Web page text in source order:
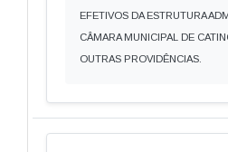
EFETIVOS DA ESTRUTURA
CÂMARA MUNICIPAL DE
OUTRAS PROVIDÊNCIAS.